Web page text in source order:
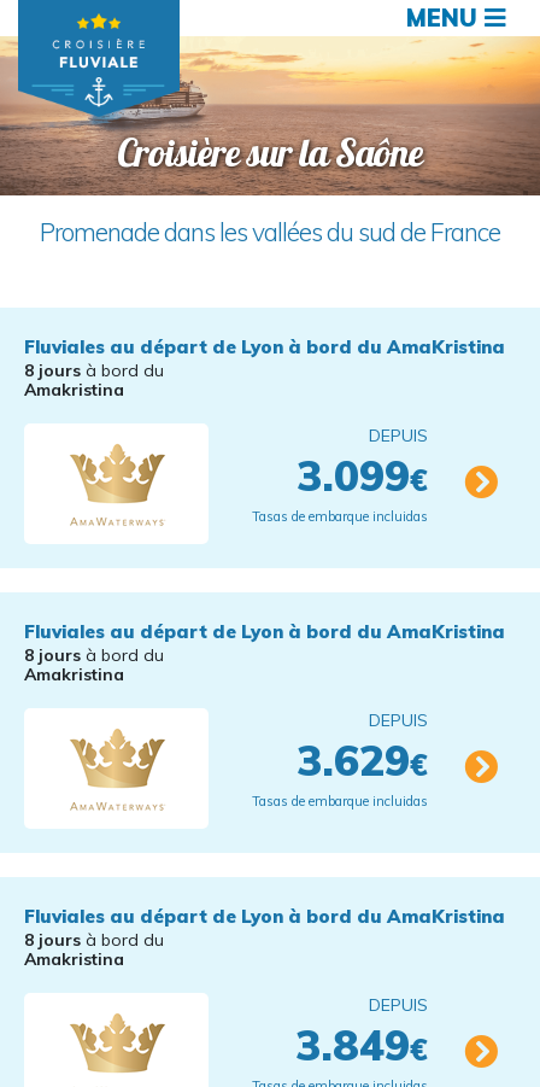
MENU
Croisière sur la Saône
Promenade dans les vallées du sud de France
Fluviales au départ de Lyon à bord du AmaKristina
8 jours à bord du
Amakristina
DEPUIS
3.099€
Tasas de embarque incluidas
Fluviales au départ de Lyon à bord du AmaKristina
8 jours à bord du
Amakristina
DEPUIS
3.629€
Tasas de embarque incluidas
Fluviales au départ de Lyon à bord du AmaKristina
8 jours à bord du
Amakristina
DEPUIS
3.849€